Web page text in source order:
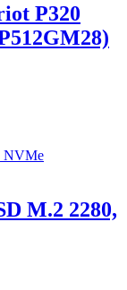
P320
M.2 2280,